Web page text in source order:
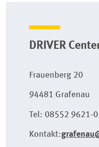
DRIVER
Frauenberg 20
94481 Grafenau
Tel: 08552 9621-0
Kontakt: